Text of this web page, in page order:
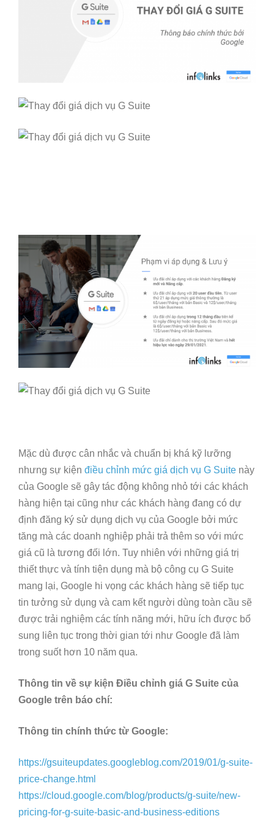
Mặc dù được cân nhắc và chuẩn bị khá kỹ lưỡng
nhưng sự kiện điều chỉnh mức giá dịch vụ G Suite này
của Google sẽ gây tác động không nhỏ tới các khách
hàng hiện tại cũng như các khách hàng đang có dự
định đăng ký sử dụng dịch vụ của Google bởi mức
tăng mà các doanh nghiệp phải trả thêm so với mức
giá cũ là tương đối lớn. Tuy nhiên với những giá trị
thiết thực và tính tiện dụng mà bộ công cụ G Suite
mang lại, Google hi vọng các khách hàng sẽ tiếp tục
tin tưởng sử dụng và cam kết người dùng toàn cầu sẽ
được trải nghiệm các tính năng mới, hữu ích được bổ
sung liên tục trong thời gian tới như Google đã làm
trong suốt hơn 10 năm qua.
Thông tin về sự kiện Điều chỉnh giá G Suite của
Google trên báo chí:
Thông tin chính thức từ Google:
https://gsuiteupdates.googleblog.com/2019/01/g-suite-
price-change.html
https://cloud.google.com/blog/products/g-suite/new-
pricing-for-g-suite-basic-and-business-editions